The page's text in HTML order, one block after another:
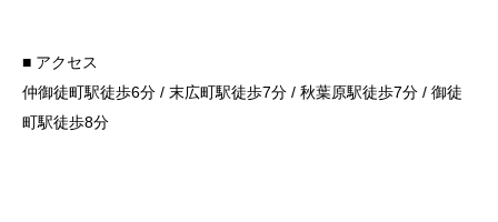
■ アクセス
仲御徒町駅徒歩6分 / 末広町駅徒歩7分 / 秋葉原駅徒歩7分 / 御徒
町駅徒歩8分